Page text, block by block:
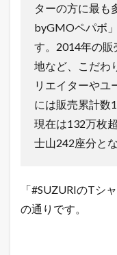
要
1.2
最
新
無
料
で
ネ
ョ
ッ
ターの方に最も
byGMOペパボ
す。2014年の
地など、こだわ
リエイターやユ
には販売累計数
現在は132万枚
士山242座分とな
「#SUZURIのTシ
の通りです。